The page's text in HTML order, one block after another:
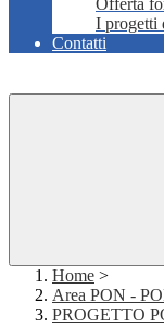
Offerta
I progetti
Contatti
Home >
Area PON -
PROGETTO